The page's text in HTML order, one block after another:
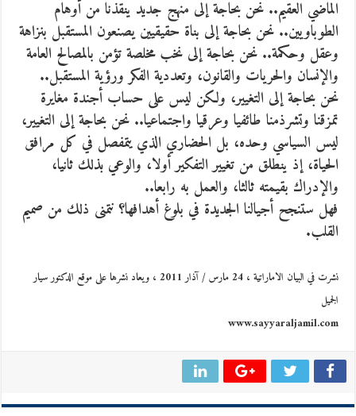
الماضي العقيم.. نحن بحاجة إلى منهج جديد ينقذنا من أوهام
الطوباويين.. نحن بحاجة إلى بناة حقيقيين يصنعون المستقبل بنزاهة
وعقل وحكمة.. نحن بحاجة إلى نخب مخلصة تؤمن بالمصالح العامة
والإنسان والحريات والقانون، وتعددية الفكر ورؤية المستقبل..
نحن بحاجة إلى التغيير، ولكن ليس على حساب أجندة مغايرة
تمزقنا وتشرذمنا طائفيا وعرقيا واجتماعيا.. نحن بحاجة إلى التغيير،
ليس السياسي وحده، بل الحضاري الذي يتمفصل في كل مرافق
الحياة، إذ ينطلق من تغيير التفكير أولا، والوعي بذلك ثانيا،
والإدراك بقيمته ثالثا، والعمل به رابعا..
فهل ستنجح أجيالنا الجديدة في بلوغ أهدافها؟ نتمنى ذلك من صميم
القلب.
نشرت في البيان الاماراتية ، 24 مارس / آذار 2011 ، ويعاد نشرها على موقع الدكتور سيار
الجميل
www.sayyaraljamil.com